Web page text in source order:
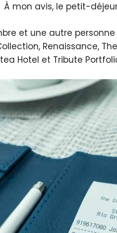
mon avis, le petit-
et une autre
Renaissance,
Hotel et Tribute